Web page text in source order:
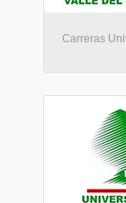
Carreras